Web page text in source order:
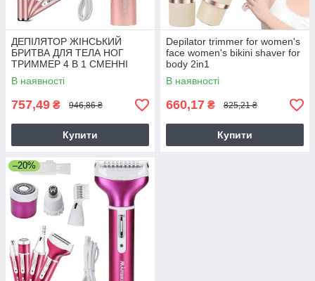
ДЕПІЛЯТОР ЖІНСЬКИЙ
БРИТВА ДЛЯ ТЕЛА НОГ
ТРИММЕР 4 В 1 СМЕННІ
НАСАДКИ USB
В наявності
757,49 ₴ 946,86 ₴
Купити
Depilator trimmer for women's
face women's bikini shaver for
body 2in1
В наявності
660,17 ₴ 825,21 ₴
Купити
–20%